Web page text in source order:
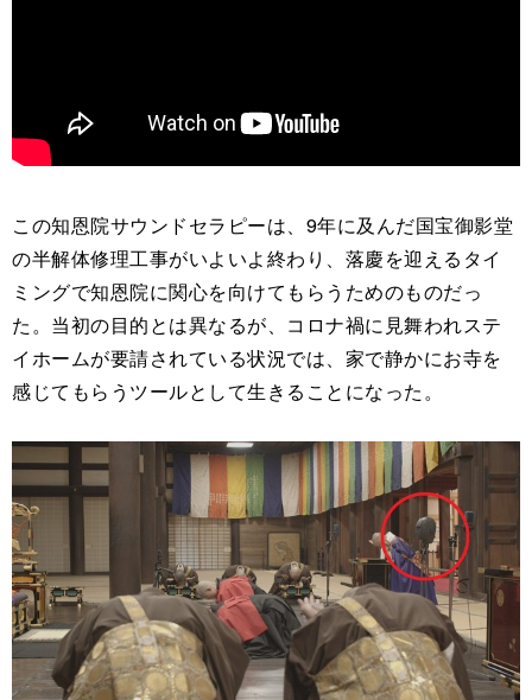
この知恩院サウンドセラピーは、9年に及んだ国宝御影堂
の半解体修理工事がいよいよ終わり、落慶を迎えるタイ
ミングで知恩院に関心を向けてもらうためのものだっ
た。当初の目的とは異なるが、コロナ禍に見舞われステ
イホームが要請されている状況では、家で静かにお寺を
感じてもらうツールとして生きることになった。